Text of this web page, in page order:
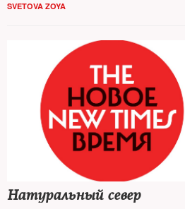
SVETOVA ZOYA
Натуральный север